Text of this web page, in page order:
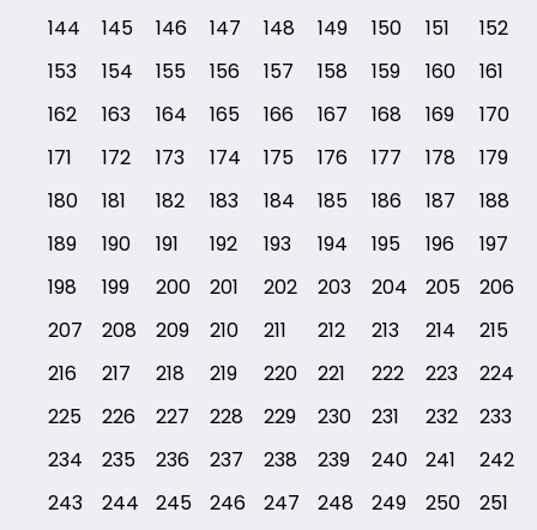
144
145 146 147 148 149 150 151
152
153
154 155 156 157 158 159 160
161
162
163 164 165 166 167 168 169
170
171
172 173 174 175 176 177 178
179
180
181 182 183 184 185 186 187
188
189
190 191 192 193 194 195 196
197
198
199 200 201 202 203 204 205
206
207
208 209 210 211 212 213 214
215
216
217 218 219 220 221 222 223
224
225
226 227 228 229 230 231 232
233
234
235 236 237 238 239 240 241
242
243
244 245 246 247 248 249 250
251